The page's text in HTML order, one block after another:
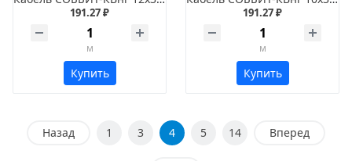
191.27 ₽
м
Купить
191.27 ₽
м
Купить
Назад 1 3 4 5 14 Вперед